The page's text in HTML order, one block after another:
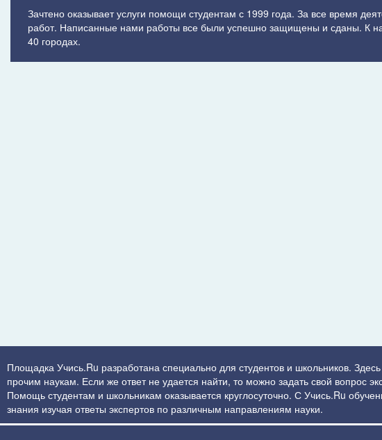
Зачтено оказывает услуги помощи студентам с 1999 года. За все время
работ. Написанные нами работы все были успешно защищены и сданы. К
40 городах.
Площадка Учись.Ru разработана специально для студентов и школьников.
прочим наукам. Если же ответ не удается найти, то можно задать свой вопрос
Помощь студентам и школьникам оказывается круглосуточно. С Учись.Ru
знания изучая ответы экспертов по различным направлениям науки.